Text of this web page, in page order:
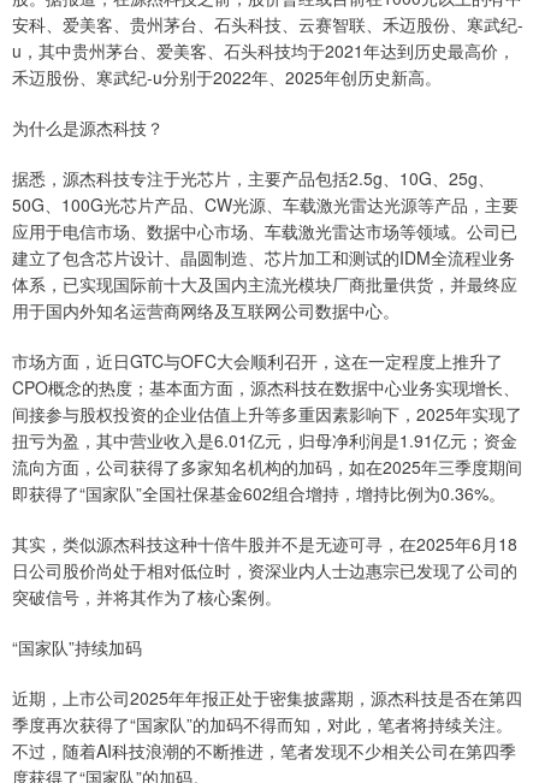
安科、爱美客、贵州茅台、石头科技、云赛智联、禾迈股份、寒武纪-
u，其中贵州茅台、爱美客、石头科技均于2021年达到历史最高价，
禾迈股份、寒武纪-u分别于2022年、2025年创历史新高。
为什么是源杰科技？
据悉，源杰科技专注于光芯片，主要产品包括2.5g、10G、25g、
50G、100G光芯片产品、CW光源、车载激光雷达光源等产品，主要
应用于电信市场、数据中心市场、车载激光雷达市场等领域。公司已
建立了包含芯片设计、晶圆制造、芯片加工和测试的IDM全流程业务
体系，已实现国际前十大及国内主流光模块厂商批量供货，并最终应
用于国内外知名运营商网络及互联网公司数据中心。
市场方面，近日GTC与OFC大会顺利召开，这在一定程度上推升了
CPO概念的热度；基本面方面，源杰科技在数据中心业务实现增长、
间接参与股权投资的企业估值上升等多重因素影响下，2025年实现了
扭亏为盈，其中营业收入是6.01亿元，归母净利润是1.91亿元；资金
流向方面，公司获得了多家知名机构的加码，如在2025年三季度期间
即获得了“国家队”全国社保基金602组合增持，增持比例为0.36%。
其实，类似源杰科技这种十倍牛股并不是无迹可寻，在2025年6月18
日公司股价尚处于相对低位时，资深业内人士边惠宗已发现了公司的
突破信号，并将其作为了核心案例。
“国家队”持续加码
近期，上市公司2025年年报正处于密集披露期，源杰科技是否在第四
季度再次获得了“国家队”的加码不得而知，对此，笔者将持续关注。
不过，随着AI科技浪潮的不断推进，笔者发现不少相关公司在第四季
度获得了“国家队”的加码。